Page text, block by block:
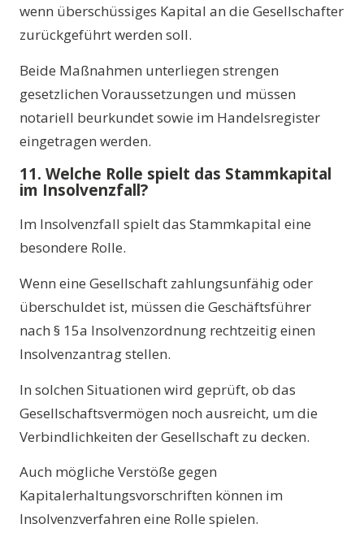
wenn überschüssiges Kapital an die Gesellschafter
zurückgeführt werden soll.
Beide Maßnahmen unterliegen strengen
gesetzlichen Voraussetzungen und müssen
notariell beurkundet sowie im Handelsregister
eingetragen werden.
11. Welche Rolle spielt das Stammkapital
im Insolvenzfall?
Im Insolvenzfall spielt das Stammkapital eine
besondere Rolle.
Wenn eine Gesellschaft zahlungsunfähig oder
überschuldet ist, müssen die Geschäftsführer
nach § 15a Insolvenzordnung rechtzeitig einen
Insolvenzantrag stellen.
In solchen Situationen wird geprüft, ob das
Gesellschaftsvermögen noch ausreicht, um die
Verbindlichkeiten der Gesellschaft zu decken.
Auch mögliche Verstöße gegen
Kapitalerhaltungsvorschriften können im
Insolvenzverfahren eine Rolle spielen.